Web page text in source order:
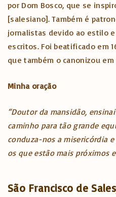
por Dom Bosco, que se
[salesiano]. Também é
jornalistas devido ao estilo
escritos. Foi beatificado em
que também o canonizou em
Minha oração
“Doutor da mansidão,
caminho para tão grande
conduza-nos a misericórdia
os que estão mais próximos
São Francisco de